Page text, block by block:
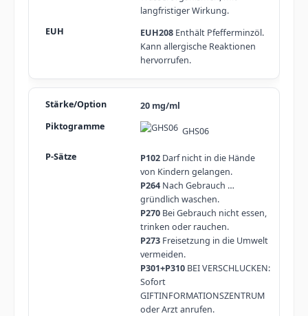
langfristiger Wirkung.
EUH208Enthält Pfefferminzöl.
Kann allergische Reaktionen
hervorrufen.
20 mg/ml
GHS06
P102Darf nicht in die Hände
von Kindern gelangen.
P264Nach Gebrauch …
gründlich waschen.
P270Bei Gebrauch nicht essen,
trinken oder rauchen.
P273Freisetzung in die Umwelt
vermeiden.
P301+P310BEI VERSCHLUCKEN:
Sofort
GIFTINFORMATIONSZENTRUM
oder Arzt anrufen.